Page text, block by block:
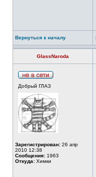
Вернуться к началу
GlassNaroda
Добрый ГЛАЗ
Зарегистрирован: 26 апр
2010 12:38
Сообщения: 1963
Откуда: Химки